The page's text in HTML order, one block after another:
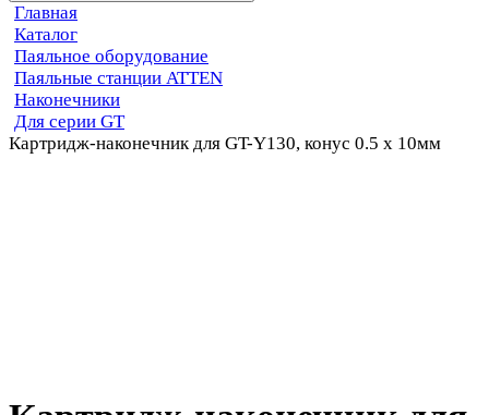
Главная
Каталог
Паяльное оборудование
Паяльные станции ATTEN
Наконечники
Для серии GT
Картридж-наконечник для GT-Y130, конус 0.5 х 10мм